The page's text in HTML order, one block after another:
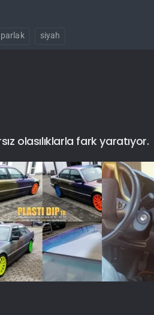
parlak siyah
olasılıklarla fark yaratıyor.